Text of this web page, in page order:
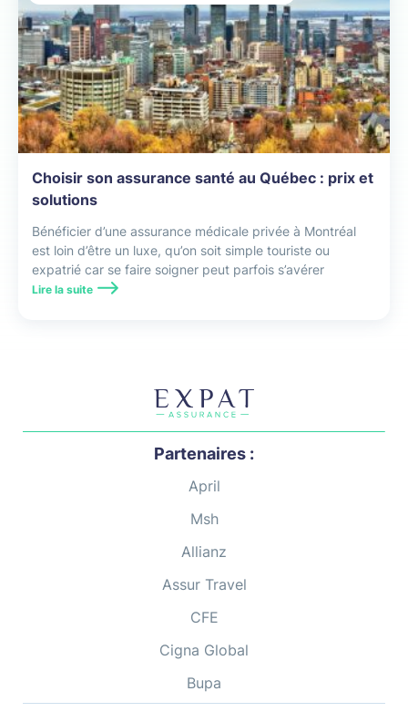
Choisir son assurance santé au Québec : prix et
solutions
Bénéficier d’une assurance médicale privée à Montréal
est loin d’être un luxe, qu’on soit simple touriste ou
expatrié car se faire soigner peut parfois s’avérer
compliqué et coûter cher.
Lire la suite
Partenaires :
April
Msh
Allianz
Assur Travel
CFE
Cigna Global
Bupa